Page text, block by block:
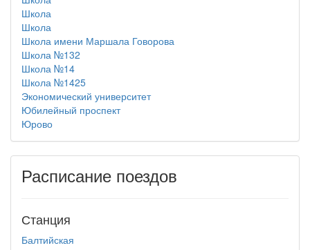
Школа
Школа
Школа имени Маршала Говорова
Школа №132
Школа №14
Школа №1425
Экономический университет
Юбилейный проспект
Юрово
Расписание поездов
Станция
Балтийская